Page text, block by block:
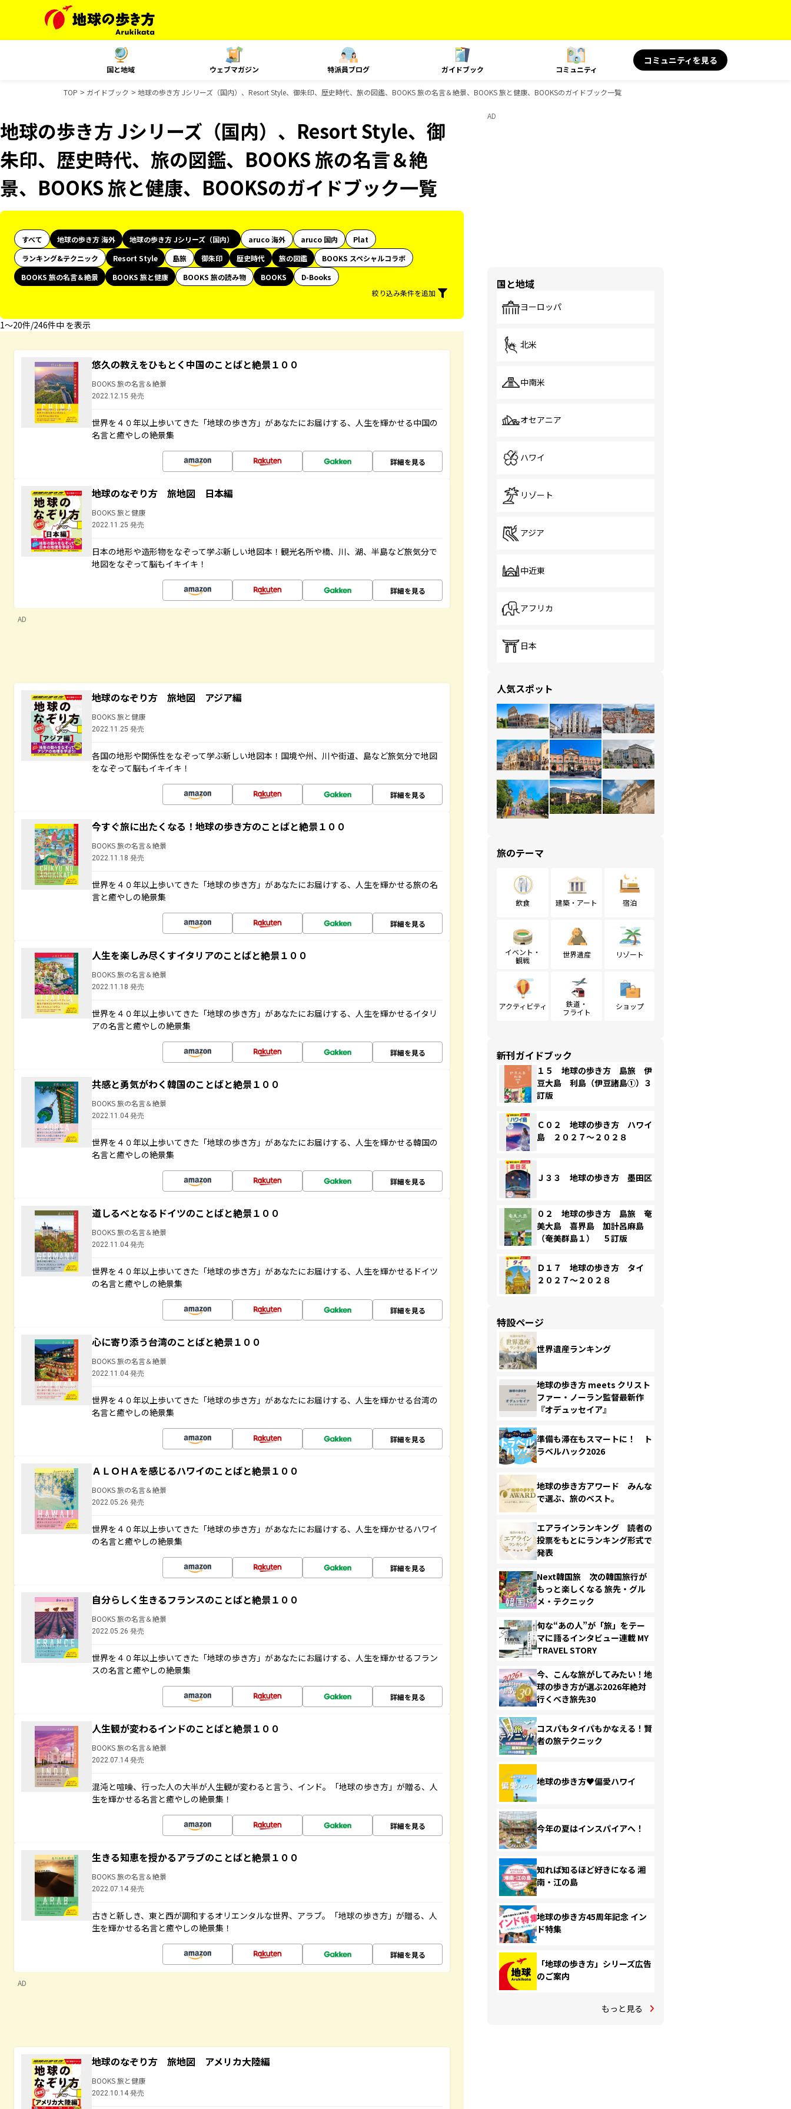
国と地域 ウェブマガジン 特派員ブログ ガイドブック コミュニティ
コミュニティを見る
TOP ガイドブック 地球の歩き方 Jシリーズ（国内）、Resort Style、御朱印、歴史時代、旅の図鑑、BOOKS 旅の名言＆絶景、BOOKS 旅と健康、BOOKSのガイドブック一覧
地球の歩き方 Jシリーズ（国内）、Resort Style、御
朱印、歴史時代、旅の図鑑、BOOKS 旅の名言＆絶
景、BOOKS 旅と健康、BOOKSのガイドブック一覧
すべて 地球の歩き方 海外 地球の歩き方 Jシリーズ（国内） aruco 海外 aruco 国内
Plat
ランキング&テクニック
Resort Style 島旅 御朱印 歴史時代 旅の図鑑
BOOKS スペシャルコラボ
BOOKS 旅の名言＆絶景
BOOKS 旅と健康 BOOKS 旅の読み物 BOOKS
D-Books
絞り込み条件を追加
1〜20件/246件中 を表示
悠久の教えをひもとく中国のことばと絶景１００
BOOKS 旅の名言＆絶景
2022.12.15 発売
世界を４０年以上歩いてきた「地球の歩き方」があなたにお届けする、人生を輝かせる中国の
名言と癒やしの絶景集
詳細を見る
地球のなぞり方 旅地図 日本編
BOOKS 旅と健康
2022.11.25 発売
日本の地形や造形物をなぞって学ぶ新しい地図本！観光名所や橋、川、湖、半島など旅気分で
地図をなぞって脳もイキイキ！
詳細を見る
AD
地球のなぞり方 旅地図 アジア編
BOOKS 旅と健康
2022.11.25 発売
各国の地形や関係性をなぞって学ぶ新しい地図本！国境や州、川や街道、島など旅気分で地図
をなぞって脳もイキイキ！
詳細を見る
今すぐ旅に出たくなる！地球の歩き方のことばと絶景１００
BOOKS 旅の名言＆絶景
2022.11.18 発売
世界を４０年以上歩いてきた「地球の歩き方」があなたにお届けする、人生を輝かせる旅の名
言と癒やしの絶景集
詳細を見る
人生を楽しみ尽くすイタリアのことばと絶景１００
BOOKS 旅の名言＆絶景
2022.11.18 発売
世界を４０年以上歩いてきた「地球の歩き方」があなたにお届けする、人生を輝かせるイタリ
アの名言と癒やしの絶景集
詳細を見る
共感と勇気がわく韓国のことばと絶景１００
BOOKS 旅の名言＆絶景
2022.11.04 発売
世界を４０年以上歩いてきた「地球の歩き方」があなたにお届けする、人生を輝かせる韓国の
名言と癒やしの絶景集
詳細を見る
道しるべとなるドイツのことばと絶景１００
BOOKS 旅の名言＆絶景
2022.11.04 発売
世界を４０年以上歩いてきた「地球の歩き方」があなたにお届けする、人生を輝かせるドイツ
の名言と癒やしの絶景集
詳細を見る
心に寄り添う台湾のことばと絶景１００
BOOKS 旅の名言＆絶景
2022.11.04 発売
世界を４０年以上歩いてきた「地球の歩き方」があなたにお届けする、人生を輝かせる台湾の
名言と癒やしの絶景集
詳細を見る
ＡＬＯＨＡを感じるハワイのことばと絶景１００
BOOKS 旅の名言＆絶景
2022.05.26 発売
世界を４０年以上歩いてきた「地球の歩き方」があなたにお届けする、人生を輝かせるハワイ
の名言と癒やしの絶景集
詳細を見る
自分らしく生きるフランスのことばと絶景１００
BOOKS 旅の名言＆絶景
2022.05.26 発売
世界を４０年以上歩いてきた「地球の歩き方」があなたにお届けする、人生を輝かせるフラン
スの名言と癒やしの絶景集
詳細を見る
人生観が変わるインドのことばと絶景１００
BOOKS 旅の名言＆絶景
2022.07.14 発売
混沌と喧噪、行った人の大半が人生観が変わると言う、インド。「地球の歩き方」が贈る、人
生を輝かせる名言と癒やしの絶景集！
詳細を見る
生きる知恵を授かるアラブのことばと絶景１００
BOOKS 旅の名言＆絶景
2022.07.14 発売
古きと新しき、東と西が調和するオリエンタルな世界、アラブ。「地球の歩き方」が贈る、人
生を輝かせる名言と癒やしの絶景集！
詳細を見る
AD
地球のなぞり方 旅地図 アメリカ大陸編
BOOKS 旅と健康
2022.10.14 発売
AD
国と地域
ヨーロッパ
北米
中南米
オセアニア
ハワイ
リゾート
アジア
中近東
アフリカ
日本
人気スポット
旅のテーマ
飲食 建築・アート 宿泊
イベント・
観戦
世界遺産 リゾート
アクティビティ
鉄道・
フライト
ショップ
新刊ガイドブック
１５ 地球の歩き方 島旅 伊
豆大島 利島（伊豆諸島①）３
訂版
Ｃ０２ 地球の歩き方 ハワイ
島 ２０２７～２０２８
Ｊ３３ 地球の歩き方 墨田区
０２ 地球の歩き方 島旅 奄
美大島 喜界島 加計呂麻島
（奄美群島１） ５訂版
Ｄ１７ 地球の歩き方 タイ
２０２７～２０２８
特設ページ
世界遺産ランキング
地球の歩き方 meets クリスト
ファー・ノーラン監督最新作
『オデュッセイア』
準備も滞在もスマートに！ ト
ラベルハック2026
地球の歩き方アワード みんな
で選ぶ、旅のベスト。
エアラインランキング 読者の
投票をもとにランキング形式で
発表
Next韓国旅 次の韓国旅行が
もっと楽しくなる 旅先・グル
メ・テクニック
旬な“あの人”が「旅」をテー
マに語るインタビュー連載 MY
TRAVEL STORY
今、こんな旅がしてみたい！地
球の歩き方が選ぶ2026年絶対
行くべき旅先30
コスパもタイパもかなえる！賢
者の旅テクニック
地球の歩き方♥偏愛ハワイ
今年の夏はインスパイアへ！
知れば知るほど好きになる 湘
南・江の島
地球の歩き方45周年記念 イン
ド特集
「地球の歩き方」シリーズ広告
のご案内
もっと見る